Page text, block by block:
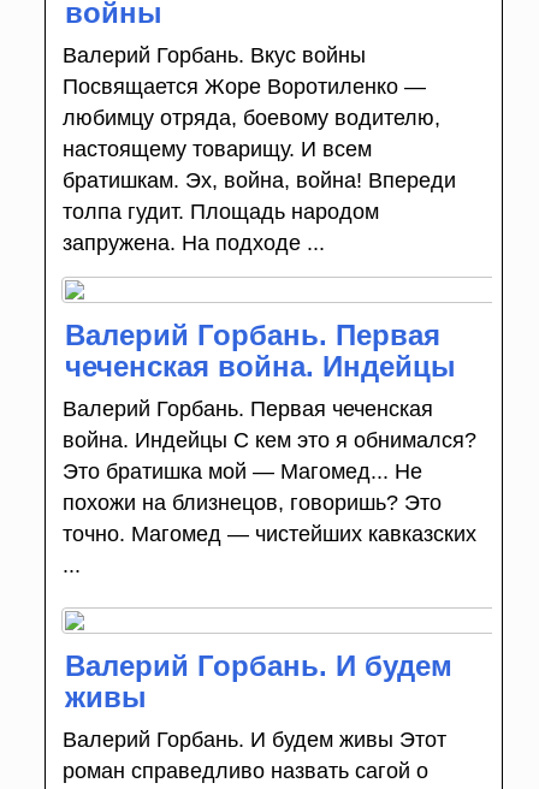
войны
Валерий Горбань. Вкус войны
Посвящается Жоре Воротиленко —
любимцу отряда, боевому водителю,
настоящему товарищу. И всем
братишкам. Эх, война, война! Впереди
толпа гудит. Площадь народом
запружена. На подходе ...
Валерий Горбань. Первая
чеченская война. Индейцы
Валерий Горбань. Первая чеченская
война. Индейцы С кем это я обнимался?
Это братишка мой — Магомед... Не
похожи на близнецов, говоришь? Это
точно. Магомед — чистейших кавказских
...
Валерий Горбань. И будем
живы
Валерий Горбань. И будем живы Этот
роман справедливо назвать сагой о